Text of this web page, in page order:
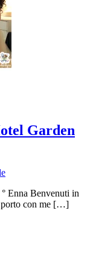
Garden
Enna Benvenuti in
con me […]